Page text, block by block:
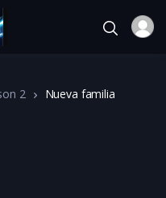
2 Nueva familia